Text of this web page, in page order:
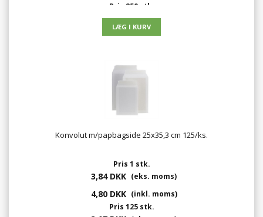
Pris 250 stk.
3,00 DKK (eks. moms)
3,75 DKK (inkl. moms)
Konvolut m/papbagside 25x35,3 cm 125/ks.
Pris 1 stk.
3,84 DKK (eks. moms)
4,80 DKK (inkl. moms)
Pris 125 stk.